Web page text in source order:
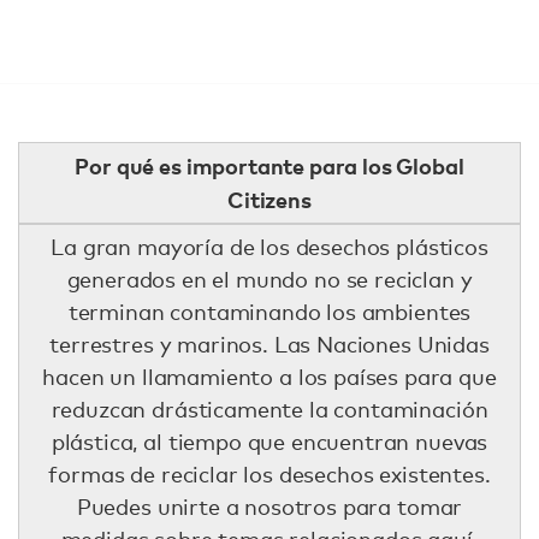
Por qué es importante para los Global
Citizens
La gran mayoría de los desechos plásticos
generados en el mundo no se reciclan y
terminan contaminando los ambientes
terrestres y marinos. Las Naciones Unidas
hacen un llamamiento a los países para que
reduzcan drásticamente la contaminación
plástica, al tiempo que encuentran nuevas
formas de reciclar los desechos existentes.
Puedes unirte a nosotros para tomar